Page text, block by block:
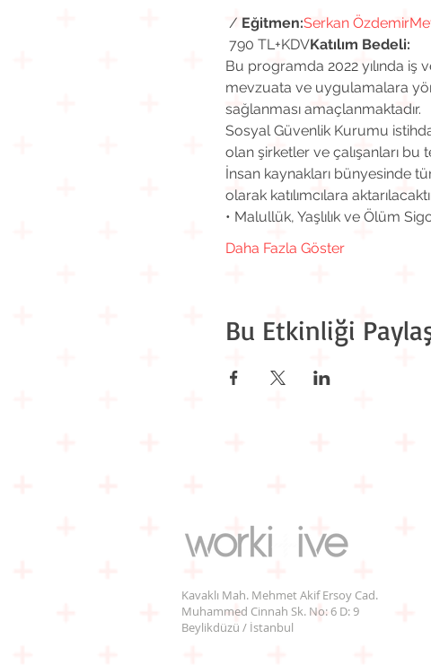
/ Eğitmen:Serkan Özdemir
790 TL+KDVKatılım Bedeli:
Bu programda 2022 yılında
mevzuata ve uygulamalara
sağlanması amaçlanmaktadır.
Sosyal Güvenlik Kurumu
olan şirketler ve çalışanları bu
İnsan kaynakları bünyesinde
olarak katılımcılara
• Malullük, Yaşlılık ve Ölüm
Daha Fazla Göster
Bu Etkinliği
Kavaklı Mah. Mehmet Akif Ersoy Cad.
Muhammed Cinnah Sk. No: 6 D: 9
Beylikdüzü / İstanbul